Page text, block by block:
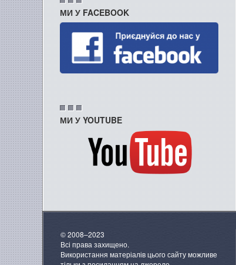
МИ У FACEBOOK
МИ У YOUTUBE
© 2008–2023
Всі права захищено.
Використання матеріалів цього сайту можливе